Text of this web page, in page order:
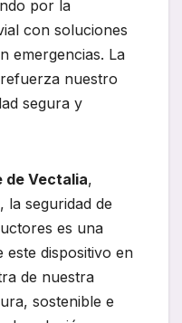
por la
con soluciones
emergencias. La
nuestro
segura y
de Vectalia,
la seguridad de
es una
este dispositivo en
de nuestra
sostenible e